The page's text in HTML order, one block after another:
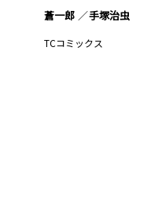
蒼一郎 手塚治虫
TCコミックス